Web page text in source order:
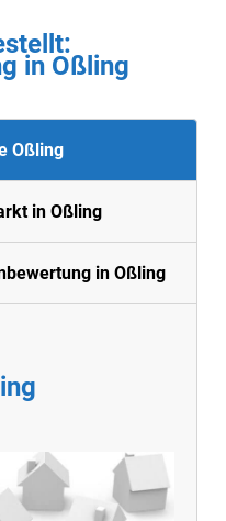
:
in Oßling
Oßling
in Oßling
in Oßling